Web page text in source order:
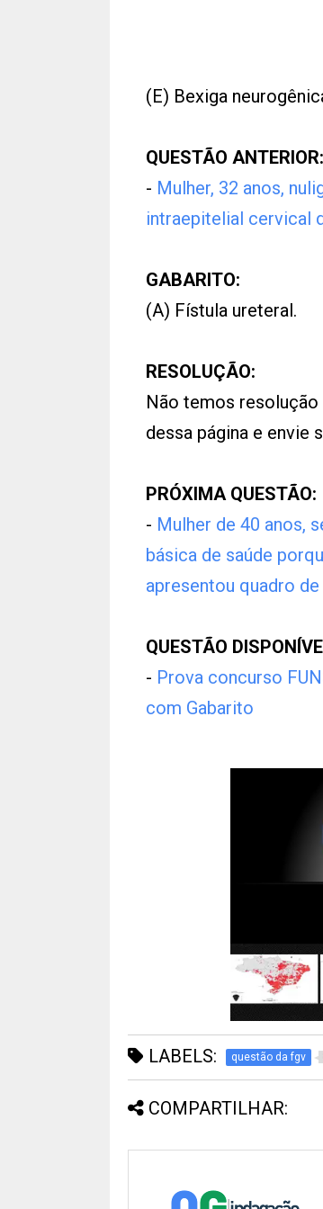
(E) Bexiga
QUESTÃO ANTERIOR:
- Mulher, 32 anos,
intraepitelial cervical
GABARITO:
(A) Fístula ureteral.
RESOLUÇÃO:
Não temos resolução
dessa página e envie
PRÓXIMA QUESTÃO:
- Mulher de 40 anos,
básica de saúde
apresentou quadro
QUESTÃO
- Prova concurso
com Gabarito
LABELS: questão da fgv
COMPARTILHAR: